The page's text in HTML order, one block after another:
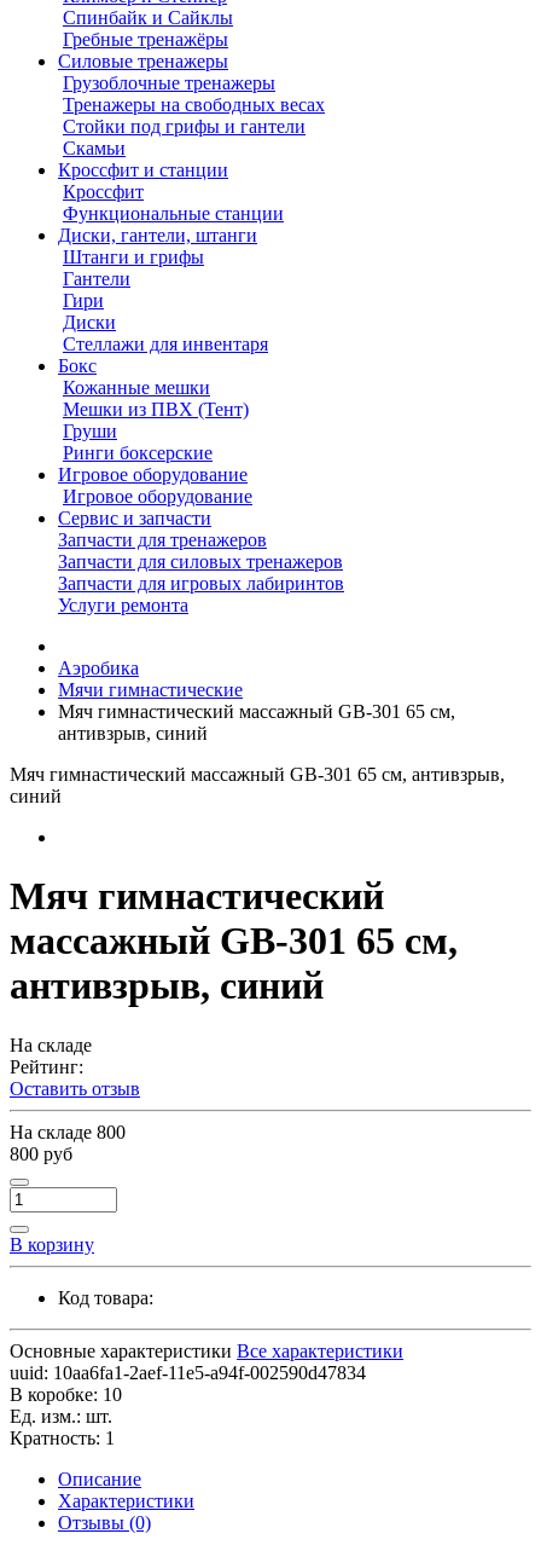
Спинбайк и Сайклы
Гребные тренажёры
Силовые тренажеры
Грузоблочные тренажеры
Тренажеры на свободных весах
Стойки под грифы и гантели
Скамьи
Кроссфит и станции
Кроссфит
Функциональные станции
Диски, гантели, штанги
Штанги и грифы
Гантели
Гири
Диски
Стеллажи для инвентаря
Бокс
Кожанные мешки
Мешки из ПВХ (Тент)
Груши
Ринги боксерские
Игровое оборудование
Игровое оборудование
Сервис и запчасти
Запчасти для тренажеров
Запчасти для силовых тренажеров
Запчасти для игровых лабиринтов
Услуги ремонта
Аэробика
Мячи гимнастические
Мяч гимнастический массажный GB-301 65 см,
антивзрыв, синий
Мяч гимнастический массажный GB-301 65 см, антивзрыв,
синий
Мяч гимнастический
массажный GB-301 65 см,
антивзрыв, синий
На складе
Рейтинг:
Оставить отзыв
На складе 800
800 руб
В корзину
Код товара:
Основные характеристики Все характеристики
uuid: 10aa6fa1-2aef-11e5-a94f-002590d47834
В коробке: 10
Ед. изм.: шт.
Кратность: 1
Описание
Характеристики
Отзывы (0)